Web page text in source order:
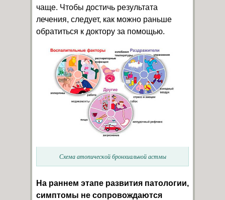
чаще. Чтобы достичь результата
лечения, следует, как можно раньше
обратиться к доктору за помощью.
Схема атопической бронхиальной астмы
На раннем этапе развития патологии,
симптомы не сопровождаются